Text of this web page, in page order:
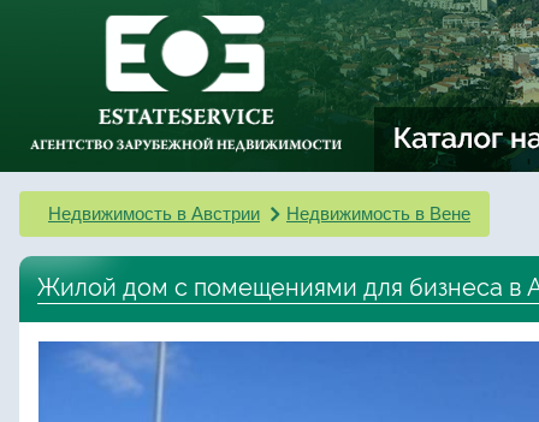
Недвижимость в Австрии Недвижимость в Вене
Жилой дом с помещениями для бизнеса в